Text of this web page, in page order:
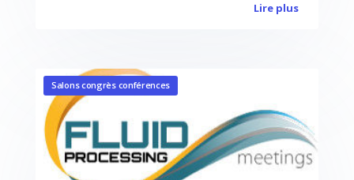
Lire plus
Salons congrès conférences